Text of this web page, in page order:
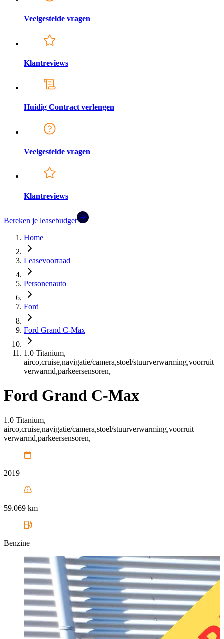
Veelgestelde vragen
Klantreviews
Huidig Contract verlengen
Veelgestelde vragen
Klantreviews
Bereken je leasebudget
Home
Leasevoorraad
Personenauto
Ford
Ford Grand C-Max
1.0 Titanium,
airco,cruise,navigatie/camera,stoel/stuurverwarming,voorruit
verwarmd,parkeersensoren,
Ford Grand C-Max
1.0 Titanium,
airco,cruise,navigatie/camera,stoel/stuurverwarming,voorruit
verwarmd,parkeersensoren,
2019
59.069 km
Benzine